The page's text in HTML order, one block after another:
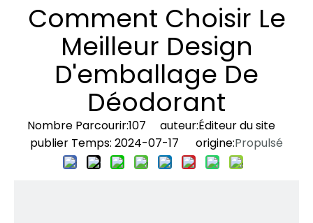
Comment Choisir Le
Meilleur Design
D'emballage De
Déodorant
Nombre Parcourir:107 auteur:Éditeur du site
publier Temps: 2024-07-17 origine:Propulsé